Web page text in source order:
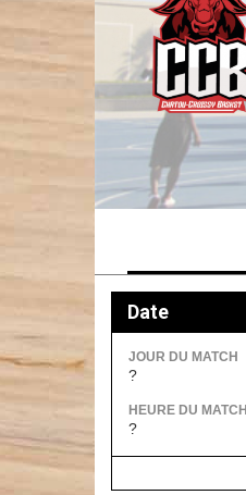
Date
JOUR DU MATCH
?
HEURE DU MATCH
?